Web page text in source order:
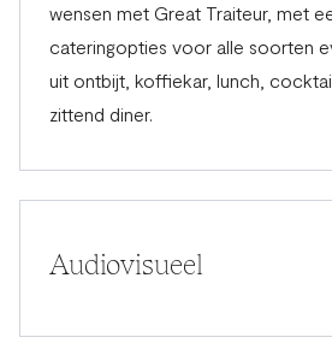
wensen met Great Traiteur, met
cateringopties voor alle soorten
uit ontbijt, koffiekar, lunch,
zittend diner.
Audiovisueel